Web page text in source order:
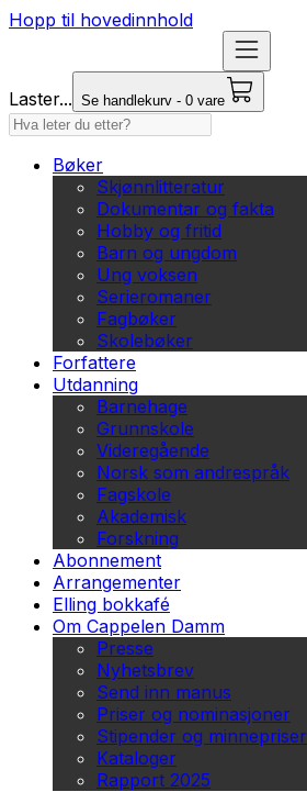
Hopp til hovedinnhold
Laster... Se handlekurv - 0 vare
Bøker
Skjønnlitteratur
Dokumentar og fakta
Hobby og fritid
Barn og ungdom
Ung voksen
Serieromaner
Fagbøker
Skolebøker
Forfattere
Utdanning
Barnehage
Grunnskole
Videregående
Norsk som andrespråk
Fagskole
Akademisk
Forskning
Abonnement
Arrangementer
Elling bokkafé
Om Cappelen Damm
Presse
Nyhetsbrev
Send inn manus
Priser og nominasjoner
Stipender og minnepriser
Kataloger
Rapport 2025